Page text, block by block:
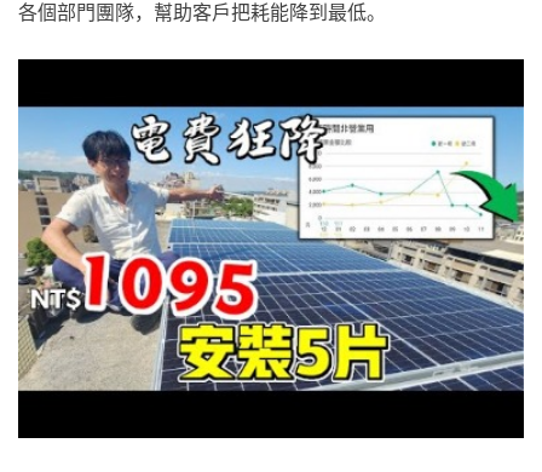
各個部門團隊，幫助客戶把耗能降到最低。